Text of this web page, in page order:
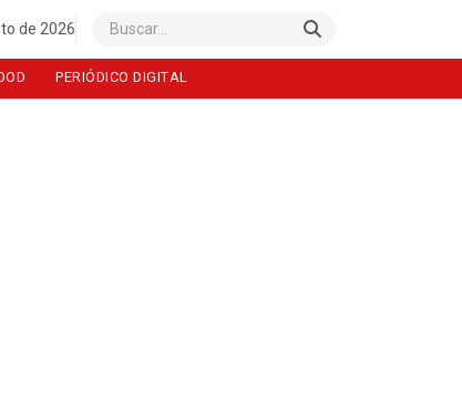
de 2026 Buscar
PERIÓDICO DIGITAL